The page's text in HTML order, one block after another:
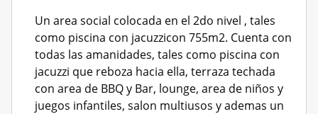
Un area social colocada en el 2do nivel , tales
como piscina con jacuzzicon 755m2. Cuenta con
todas las amanidades, tales como piscina con
jacuzzi que reboza hacia ella, terraza techada
con area de BBQ y Bar, lounge, area de niños y
juegos infantiles, salon multiusos y ademas un